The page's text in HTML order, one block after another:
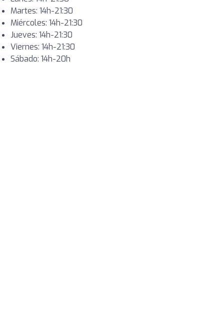
Martes: 14h-21:30
Miércoles: 14h-21:30
Jueves: 14h-21:30
Viernes: 14h-21:30
Sábado: 14h-20h